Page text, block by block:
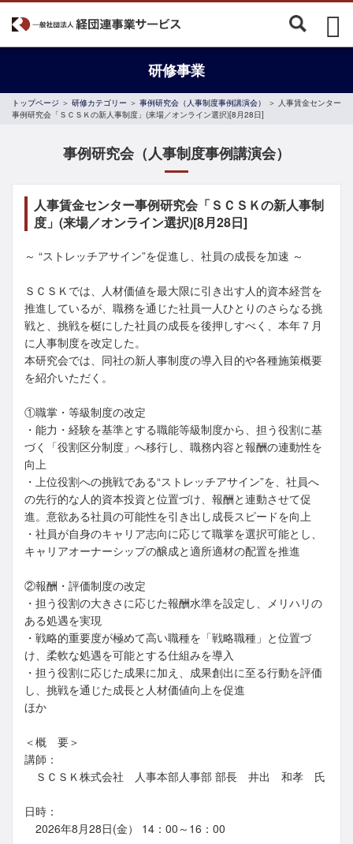
研修事業
トップページ ＞ 研修カテゴリー ＞ 事例研究会（人事制度事例講演会）
＞ 人事賃金センター
事例研究会「ＳＣＳＫの新人事制度」(来場／オンライン選択)[8月28日]
事例研究会（人事制度事例講演会）
人事賃金センター事例研究会「ＳＣＳＫの新人事制
度」(来場／オンライン選択)[8月28日]
～ “ストレッチアサイン”を促進し、社員の成長を加速 ～
ＳＣＳＫでは、人材価値を最大限に引き出す人的資本経営を
推進しているが、職務を通じた社員一人ひとりのさらなる挑
戦と、挑戦を梃にした社員の成長を後押しすべく、本年７月
に人事制度を改定した。
本研究会では、同社の新人事制度の導入目的や各種施策概要
を紹介いただく。
①職掌・等級制度の改定
・能力・経験を基準とする職能等級制度から、担う役割に基
づく「役割区分制度」へ移行し、職務内容と報酬の連動性を
向上
・上位役割への挑戦である“ストレッチアサイン”を、社員へ
の先行的な人的資本投資と位置づけ、報酬と連動させて促
進。意欲ある社員の可能性を引き出し成長スピードを向上
・社員が自身のキャリア志向に応じて職掌を選択可能とし、
キャリアオーナーシップの醸成と適所適材の配置を推進
②報酬・評価制度の改定
・担う役割の大きさに応じた報酬水準を設定し、メリハリの
ある処遇を実現
・戦略的重要度が極めて高い職種を「戦略職種」と位置づ
け、柔軟な処遇を可能とする仕組みを導入
・担う役割に応じた成果に加え、成果創出に至る行動を評価
し、挑戦を通じた成長と人材価値向上を促進
ほか
＜概 要＞
講師：
ＳＣＳＫ株式会社 人事本部人事部 部長 井出 和孝 氏
日時：
2026年8月28日(金） 14：00～16：00